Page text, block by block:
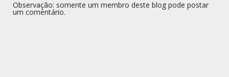
Observação: somente um membro deste blog pode postar
um comentário.